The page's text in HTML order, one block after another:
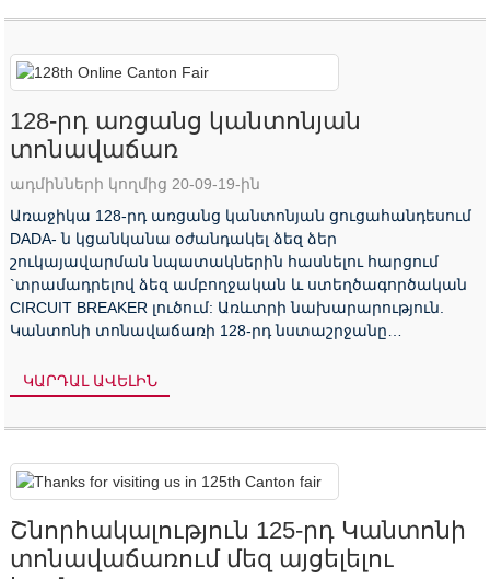
128-րդ առցանց կանտոնյան
տոնավաճառ
ադմինների կողմից 20-09-19-ին
Առաջիկա 128-րդ առցանց կանտոնյան ցուցահանդեսում
DADA- ն կցանկանա օժանդակել ձեզ ձեր
շուկայավարման նպատակներին հասնելու հարցում
`տրամադրելով ձեզ ամբողջական և ստեղծագործական
CIRCUIT BREAKER լուծում: Առևտրի նախարարություն.
Կանտոնի տոնավաճառի 128-րդ նստաշրջանը
Մինիս ...
ԿԱՐԴԱԼ ԱՎԵԼԻՆ
Շնորհակալություն 125-րդ Կանտոնի
տոնավաճառում մեզ այցելելու